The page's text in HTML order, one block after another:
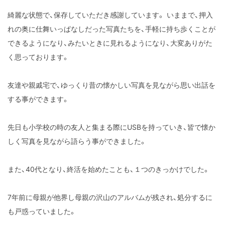
綺麗な状態で、保存していただき感謝しています。 いままで、押入
れの奥に仕舞いっぱなしだった写真たちを、手軽に持ち歩くことが
できるようになり、みたいときに見れるようになり、大変ありがた
く思っております。
友達や親戚宅で、ゆっくり昔の懐かしい写真を見ながら思い出話を
する事ができます。
先日も小学校の時の友人と集まる際にUSBを持っていき、皆で懐か
しく写真を見ながら語らう事ができました。
また、40代となり、終活を始めたことも、１つのきっかけでした。
7年前に母親が他界し母親の沢山のアルバムが残され、処分するに
も戸惑っていました。